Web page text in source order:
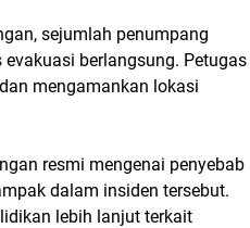
sejumlah penumpang
berlangsung. Petugas
mengamankan lokasi
resmi mengenai penyebab
dalam insiden tersebut.
lebih lanjut terkait